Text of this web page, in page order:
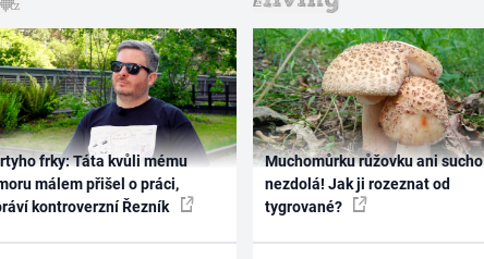
frky: Táta kvůli mému
málem přišel o práci,
kontroverzní Řezník
Muchomůrku růžovku ani sucho
nezdolá! Jak ji rozeznat od
tygrované?